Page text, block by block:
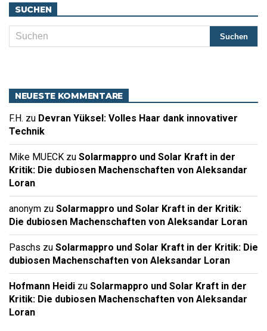
SUCHEN
NEUESTE KOMMENTARE
F.H. zu Devran Yüksel: Volles Haar dank innovativer
Technik
Mike MUECK zu Solarmappro und Solar Kraft in der
Kritik: Die dubiosen Machenschaften von Aleksandar
Loran
anonym zu Solarmappro und Solar Kraft in der Kritik:
Die dubiosen Machenschaften von Aleksandar Loran
Paschs zu Solarmappro und Solar Kraft in der Kritik: Die
dubiosen Machenschaften von Aleksandar Loran
Hofmann Heidi zu Solarmappro und Solar Kraft in der
Kritik: Die dubiosen Machenschaften von Aleksandar
Loran